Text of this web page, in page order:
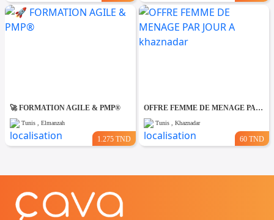
🚀 FORMATION AGILE & PMP®
Tunis , Elmanzah
1.275 TND
OFFRE FEMME DE MENAGE PAR JOUR A khaznadar
Tunis , Khaznadar
60 TND